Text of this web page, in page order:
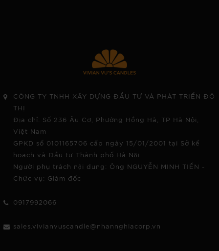
CÔNG TY TNHH XÂY DỰNG ĐẦU TƯ VÀ PHÁT TRIỂN ĐÔ
THỊ
Địa chỉ: Số 236 Âu Cơ, Phường Hồng Hà, TP Hà Nội,
Việt Nam
GPKD số 0101165706 cấp ngày 15/01/2001 tại Sở kế
hoạch và Đầu tư Thành phố Hà Nội
Người phụ trách nội dung: Ông NGUYỄN MINH TIẾN -
Chức vụ: Giám đốc
0917992066
sales.vivianvuscandle@nhannghiacorp.vn